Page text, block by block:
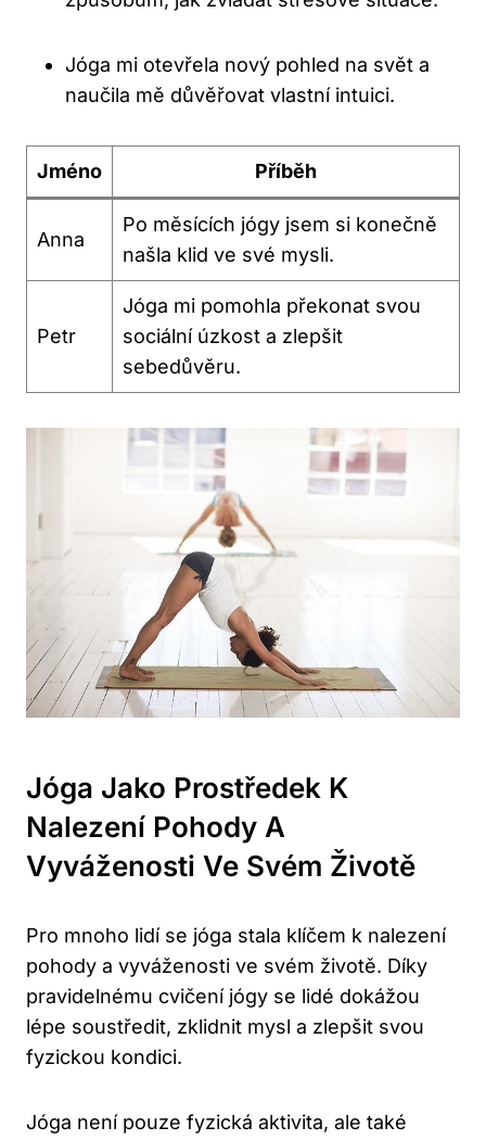
Jóga mi otevřela nový pohled na svět a
naučila mě důvěřovat vlastní intuici.
Jméno Příběh
Anna
Po měsících jógy jsem si konečně
našla klid ve své mysli.
Petr
Jóga mi pomohla překonat svou
sociální úzkost a zlepšit
sebedůvěru.
Jóga Jako Prostředek K
Nalezení Pohody A
Vyváženosti Ve Svém Životě
Pro mnoho lidí se jóga stala klíčem k nalezení
pohody a vyváženosti ve svém životě. Díky
pravidelnému cvičení jógy se lidé dokážou
lépe soustředit, zklidnit mysl a zlepšit svou
fyzickou kondici.
Jóga není pouze fyzická aktivita, ale také